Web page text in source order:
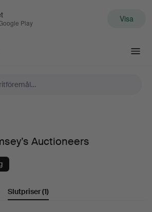
Play Visa
Auctioneers
Slutpriser(1)